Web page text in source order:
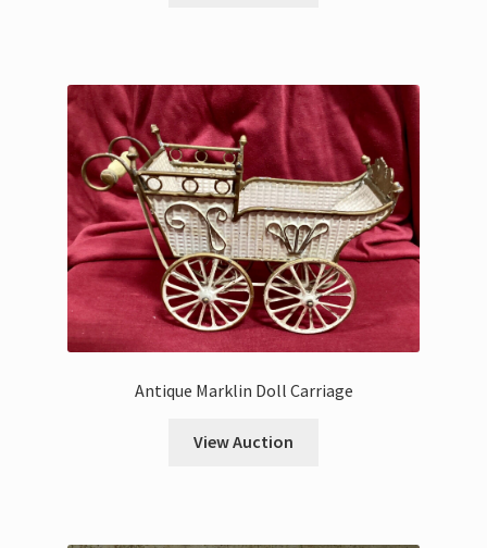
Antique Marklin Doll Carriage
View Auction